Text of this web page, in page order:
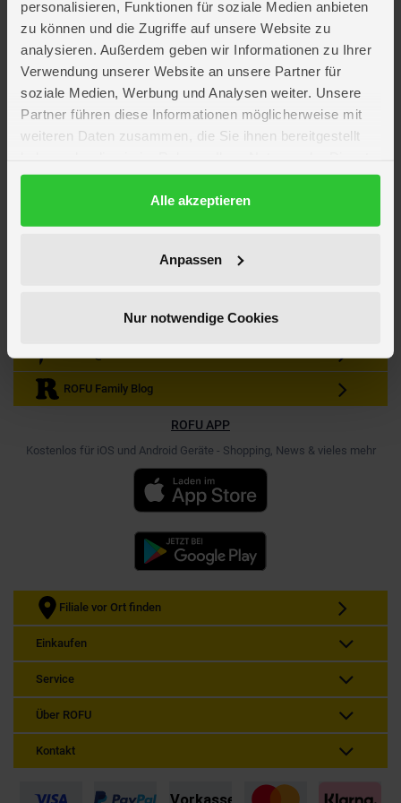
personalisieren, Funktionen für soziale Medien anbieten
zu können und die Zugriffe auf unsere Website zu
analysieren. Außerdem geben wir Informationen zu Ihrer
Verwendung unserer Website an unsere Partner für
soziale Medien, Werbung und Analysen weiter. Unsere
Partner führen diese Informationen möglicherweise mit
weiteren Daten zusammen, die Sie ihnen bereitgestellt
gesammelt haben.
DatenschutzerklärungAlle akzeptieren
Anpassen
Nur notwendige Cookies
Kein Angebot mehr verpassen
Zum Newsletter anmelden & Vorteile sichern
Anmelden
Gutscheine & Gewinnspiele
Neuheiten, Trends & Angebote
Werde unser Fan auf Facebook
ROFU Family Blog
ROFU APP
Kostenlos für iOS und Android Geräte - Shopping, News & vieles mehr
Filiale vor Ort finden
Einkaufen
Service
Über ROFU
Kontakt